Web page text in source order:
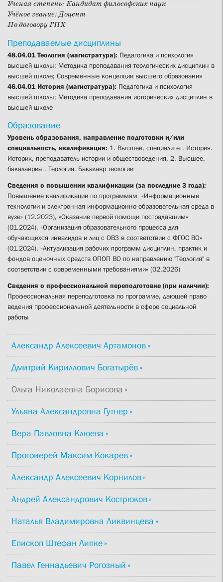
Ученая степень: Кандидат философских наук
Учёное звание:Доцент
По договору ГПХ
Преподаваемые дисциплины
48.04.01 Теология (магистратура): Педагогика и психология
высшей школы; Методика преподавания теологических дисциплин в
высшей школе; Современные концепции высшего образования
46.04.01 История (магистратура): Педагогика и психология
высшей школы; Методика преподавания исторических дисциплин в
высшей школе
Образование
Уровень образования, направление подготовки и/или
специальность, квалификация: 1. Высшее, специалитет. История.
Историк, преподаватель истории и обществоведения. 2. Высшее,
бакалавриат. Теология. Бакалавр теологии
Сведения о повышении квалификации (за последние 3 года):
Повышение квалификации по программам «Информационные
технологии и электронная информационно-образовательная среда в
вузе» (12.2023), «Оказание первой помощи пострадавшим»
(01.2024), «Организация образовательного процесса для
обучающихся инвалидов и лиц с ОВЗ в соответствии с ФГОС ВО»
(01.2024), «Актуализация рабочих программ дисциплин, практик и
фондов оценочных средств ОПОП ВО по направлению "Теология" в
соответствии с современными требованиями» (02.2026)
Сведения о профессиональной переподготовке (при наличии):
Профессиональная переподготовка по программе, дающей право
ведения профессиональной деятельности в сфере социальной
работы
Александр Алексеевич Артамонов
Дмитрий Кириллович Богатырёв
Ольга Николаевна Борисова
Ульяна Александровна Гутнер
Вера Павловна Клюева
Протоиерей Максим Кокарев
Александр Алексеевич Корнилов
Андрей Александрович Кострюков
Наталья Владимировна Ликвинцева
Епископ Штефан Липке
Павел Геннадьевич Рогозный